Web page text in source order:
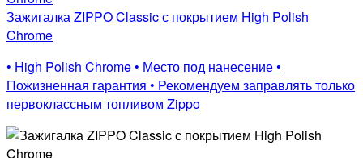
Зажигалка ZIPPO Classic с покрытием High Polish
Chrome
• High Polish Chrome • Место под нанесение •
Пожизненная гарантия • Рекомендуем заправлять только
первоклассным топливом Zippo